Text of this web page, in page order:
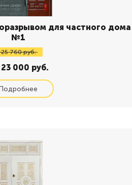
для частного дома
№1
25 760 руб.
000 руб.